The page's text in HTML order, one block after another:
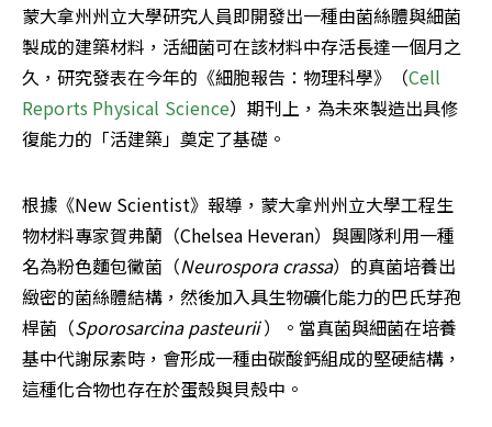
蒙大拿州州立大學研究人員即開發出一種由菌絲體與細菌
製成的建築材料，活細菌可在該材料中存活長達一個月之
久，研究發表在今年的《細胞報告：物理科學》（Cell
Reports Physical Science）期刊上，為未來製造出具修
復能力的「活建築」奠定了基礎。
根據《New Scientist》報導，蒙大拿州州立大學工程生
物材料專家賀弗蘭（Chelsea Heveran）與團隊利用一種
名為粉色麵包黴菌（Neurospora crassa）的真菌培養出
緻密的菌絲體結構，然後加入具生物礦化能力的巴氏芽孢
桿菌（Sporosarcina pasteurii ）。當真菌與細菌在培養
基中代謝尿素時，會形成一種由碳酸鈣組成的堅硬結構，
這種化合物也存在於蛋殼與貝殼中。